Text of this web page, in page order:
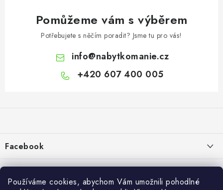
Používáme cookies, abychom Vám umožnili pohodlné
Pomůžeme vám s výběrem
Potřebujete s něčím poradit? Jsme tu pro vás!
info@nabytkomanie.cz
+420 607 400 005
a
í
Facebook